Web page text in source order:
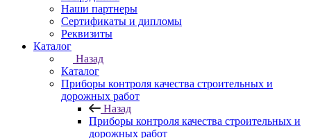
Наши партнеры
Сертификаты и дипломы
Реквизиты
Каталог
Назад
Каталог
Приборы контроля качества строительных и
дорожных работ
Назад
Приборы контроля качества строительных и
дорожных работ